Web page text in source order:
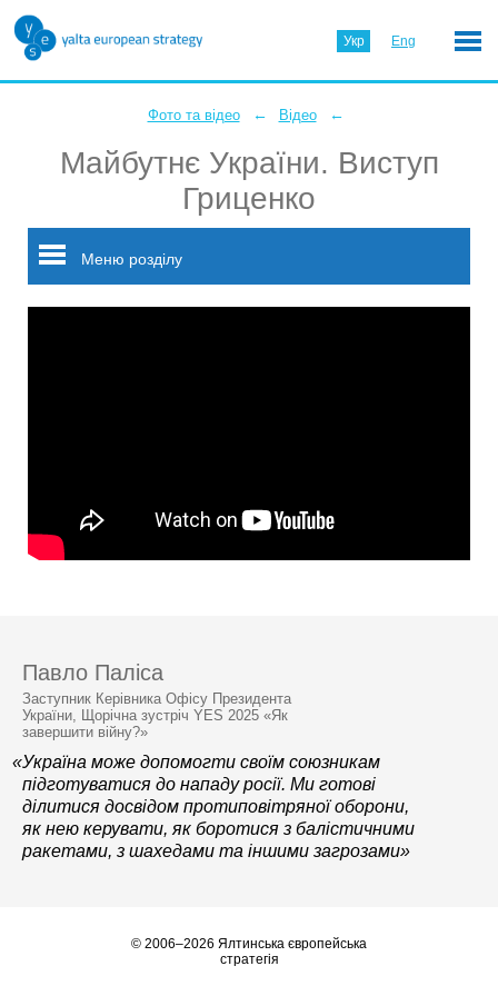
Укр Eng
Фото та відео ← Відео ←
Майбутнє України. Виступ
Гриценко
Меню розділу
Павло Паліса
Заступник Керівника Офісу Президента
України, Щорічна зустріч YES 2025 «Як
завершити війну?»
«Україна може допомогти своїм союзникам
підготуватися до нападу росії. Ми готові
ділитися досвідом протиповітряної оборони,
як нею керувати, як боротися з балістичними
ракетами, з шахедами та іншими загрозами»
© 2006–2026 Ялтинська європейська
стратегія